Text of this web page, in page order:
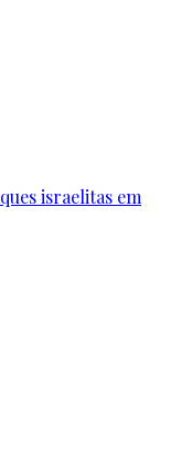
israelitas em